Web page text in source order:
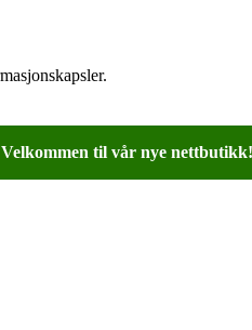
Velkommen til vår nye